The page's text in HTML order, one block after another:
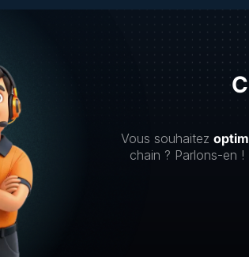
Vous souhaitez
chain ? Parlons-en